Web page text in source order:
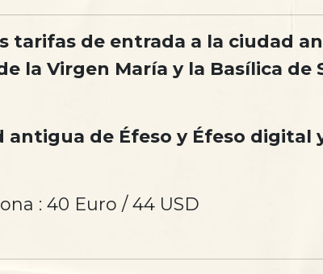
tarifas de entrada a la ciudad
la Virgen María y la Basílica
antigua de Éfeso y Éfeso digital
: 40 Euro / 44 USD